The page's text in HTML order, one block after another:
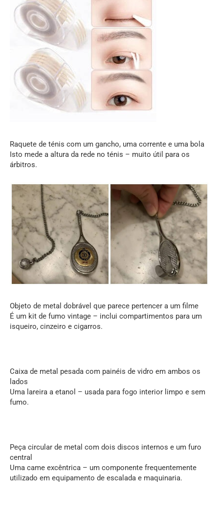
Raquete de ténis com um gancho, uma corrente e uma bola
Isto mede a altura da rede no ténis – muito útil para os
árbitros.
Objeto de metal dobrável que parece pertencer a um filme
É um kit de fumo vintage – inclui compartimentos para um
isqueiro, cinzeiro e cigarros.
Caixa de metal pesada com painéis de vidro em ambos os
lados
Uma lareira a etanol – usada para fogo interior limpo e sem
fumo.
Peça circular de metal com dois discos internos e um furo
central
Uma came excêntrica – um componente frequentemente
utilizado em equipamento de escalada e maquinaria.